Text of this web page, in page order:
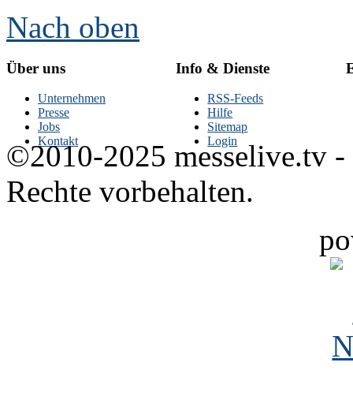
Nach oben
Über uns
Unternehmen
Presse
Jobs
Kontakt
Info & Dienste
RSS-Feeds
Hilfe
Sitemap
Login
©2010-2025 messelive.tv -
Rechte vorbehalten.